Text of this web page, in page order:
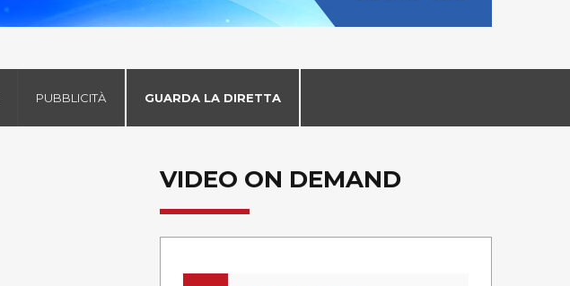
PUBBLICITÀ GUARDA LA DIRETTA
VIDEO ON DEMAND